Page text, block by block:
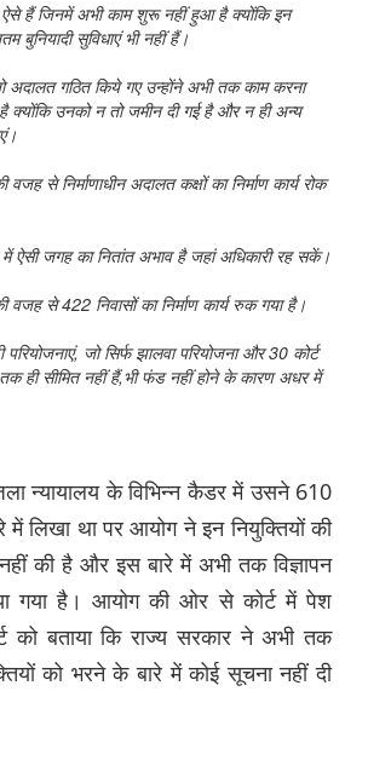
ऐसे हैं जिनमें अभी काम शुरू नहीं हुआ है क्योंकि इन
बुनियादी सुविधाएं भी नहीं हैं।
अदालत गठित किये गए उन्होंने अभी तक काम करना
है क्योंकि उनको न तो जमीन दी गई है और न ही अन्य
वजह से निर्माणाधीन अदालत कक्षों का निर्माण कार्य रोक
में ऐसी जगह का नितांत अभाव है जहां अधिकारी रह सकें।
वजह से422 निवासों का निर्माण कार्य रुक गया है।
परियोजनाएं, जो सिर्फ झालवा परियोजना और30 कोर्ट
तक ही सीमित नहीं हैं,भी फंड नहीं होने के कारण अधर में
न्यायालय के विभिन्न कैडर में उसने 610
में लिखा था पर आयोग ने इन नियुक्तियों की
की है और इस बारे में अभी तक विज्ञापन
गया है। आयोग की ओर से कोर्ट में पेश
को बताया कि राज्य सरकार ने अभी तक
को भरने के बारे में कोई सूचना नहीं दी